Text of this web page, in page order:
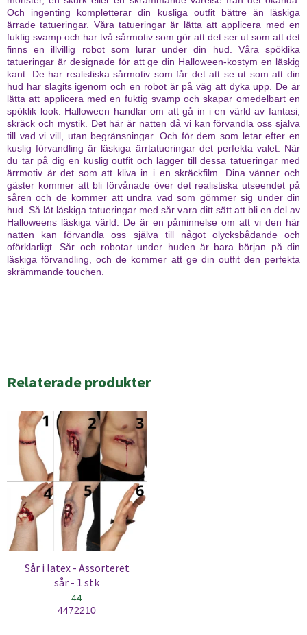
Och ingenting kompletterar din kusliga outfit bättre än läskiga
ärrade tatueringar. Våra tatueringar är lätta att applicera med en
fuktig svamp och har två sårmotiv som gör att det ser ut som att det
finns en illvillig robot som lurar under din hud. Våra spöklika
tatueringar är designade för att ge din Halloween-kostym en läskig
kant. De har realistiska sårmotiv som får det att se ut som att din
hud har slagits igenom och en robot är på väg att dyka upp. De är
lätta att applicera med en fuktig svamp och skapar omedelbart en
spöklik look. Halloween handlar om att gå in i en värld av fantasi,
skräck och mystik. Det här är natten då vi kan förvandla oss själva
till vad vi vill, utan begränsningar. Och för dem som letar efter en
kuslig förvandling är läskiga ärrtatueringar det perfekta valet. När
du tar på dig en kuslig outfit och lägger till dessa tatueringar med
ärrmotiv är det som att kliva in i en skräckfilm. Dina vänner och
gäster kommer att bli förvånade över det realistiska utseendet på
såren och de kommer att undra vad som gömmer sig under din
hud. Så låt läskiga tatueringar med sår vara ditt sätt att bli en del av
Halloweens läskiga värld. De är en påminnelse om att vi den här
natten kan förvandla oss själva till något olycksbådande och
oförklarligt. Sår och robotar under huden är bara början på din
läskiga förvandling, och de kommer att ge din outfit den perfekta
skrämmande touchen.
Relaterade produkter
Sår i latex - Assorteret
sår - 1 stk
44
4472210